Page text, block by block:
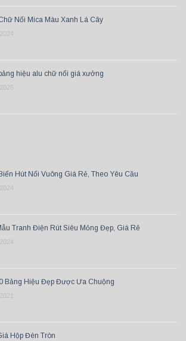
Nổi Mica Màu Xanh Lá Cây
hiệu alu chữ nổi giá xưởng
Hút Nổi Vuông Giá Rẻ, Theo Yêu Cầu
Tranh Điện Rút Siêu Mỏng Đẹp, Giá Rẻ
Bảng Hiệu Đẹp Được Ưa Chuộng
Hộp Đèn Tròn